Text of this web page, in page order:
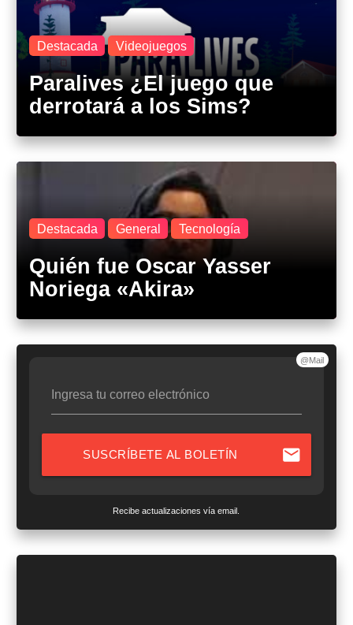
Destacada Videojuegos
Paralives ¿El juego que
derrotará a los Sims?
Destacada General Tecnología
Quién fue Oscar Yasser
Noriega «Akira»
@Mail
Ingresa tu correo electrónico
SUSCRÍBETE AL BOLETÍN mail
Recibe actualizaciones vía email.